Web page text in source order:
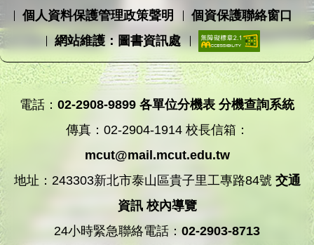
個人資料保護管理政策聲明
個資保護聯絡窗口
網站維護：圖書資訊處
電話： 02-2908-9899 各單位分機表 分機查詢系統
傳真：02-2904-1914 校長信箱：
mcut@mail.mcut.edu.tw
地址：243303新北市泰山區貴子里工專路84號 交通
資訊 校內導覽
24小時緊急聯絡電話： 02-2903-8713